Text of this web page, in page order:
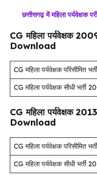
छत्तीसगढ़ मेंमहिलापर्यवेक्षक
CG महिला पर्यवेक्षक
Download
CG महिला पर्यवेक्षक परिसीमित
CG महिला पर्यवेक्षक सीधी भर्ती
CG महिला पर्यवेक्षक
Download
CG महिला पर्यवेक्षक परिसीमित
CG महिला पर्यवेक्षक सीधी भर्ती